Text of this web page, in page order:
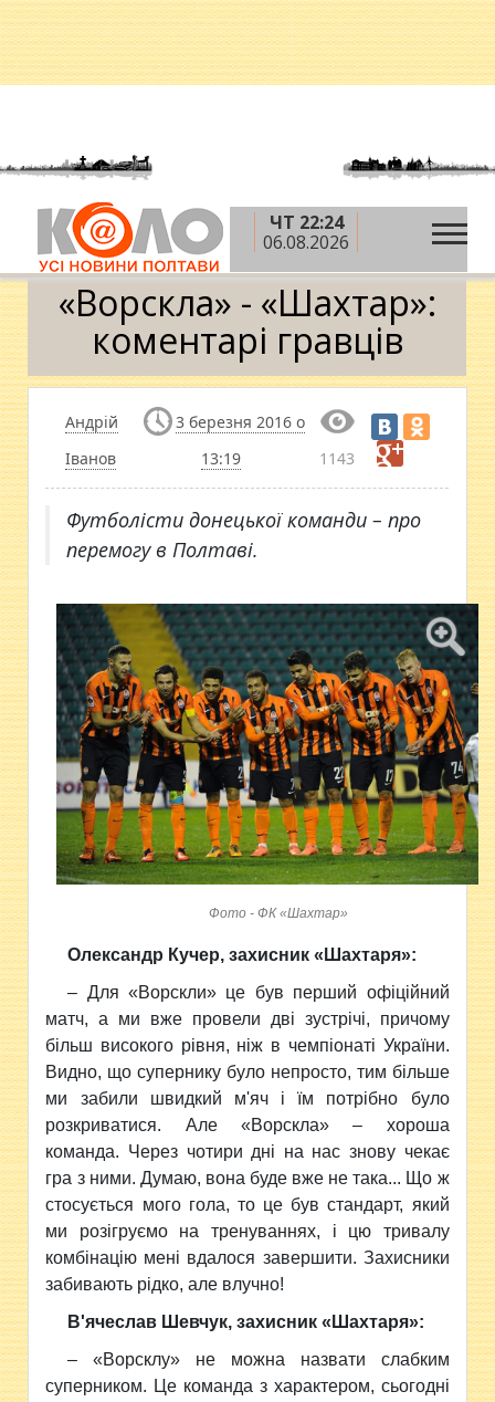
ЧТ 22:24
06.08.2026
Головна » Новини » Спорт »«Ворскла» -
«Шахтар»: коментарі гравців
«Ворскла» - «Шахтар»:
коментарі гравців
Андрій
Іванов
3 березня 2016 о
13:19
1143
​Футболісти донецької команди – про
перемогу в Полтаві.
Фото - ФК «Шахтар»
Олександр Кучер, захисник «Шахтаря»:
– Для «Ворскли» це був перший офіційний
матч, а ми вже провели дві зустрічі, причому
більш високого рівня, ніж в чемпіонаті України.
Видно, що супернику було непросто, тим більше
ми забили швидкий м'яч і їм потрібно було
розкриватися. Але «Ворскла» – хороша
команда. Через чотири дні на нас знову чекає
гра з ними. Думаю, вона буде вже не така... Що ж
стосується мого гола, то це був стандарт, який
ми розігруємо на тренуваннях, і цю тривалу
комбінацію мені вдалося завершити. Захисники
забивають рідко, але влучно!
В'ячеслав Шевчук, захисник «Шахтаря»:
– «Ворсклу» не можна назвати слабким
суперником. Це команда з характером, сьогодні